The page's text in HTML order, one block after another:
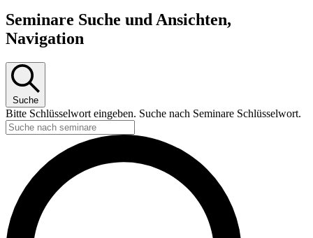
Seminare
Seminare Suche und Ansichten,
Navigation
Suche
Bitte Schlüsselwort eingeben. Suche nach Seminare Schlüsselwort.